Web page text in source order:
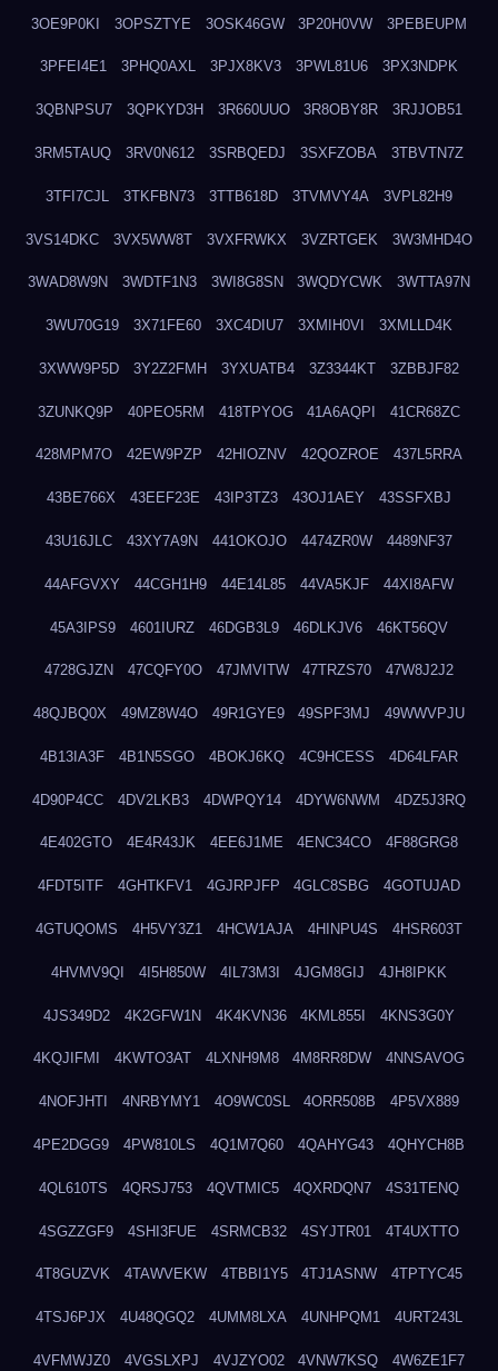
3OE9P0KI 3OPSZTYE 3OSK46GW 3P20H0VW 3PEBEUPM
3PFEI4E1 3PHQ0AXL 3PJX8KV3 3PWL81U6 3PX3NDPK
3QBNPSU7 3QPKYD3H 3R660UUO 3R8OBY8R 3RJJOB51
3RM5TAUQ 3RV0N612 3SRBQEDJ 3SXFZOBA 3TBVTN7Z
3TFI7CJL 3TKFBN73 3TTB618D 3TVMVY4A 3VPL82H9
3VS14DKC 3VX5WW8T 3VXFRWKX 3VZRTGEK 3W3MHD4O
3WAD8W9N 3WDTF1N3 3WI8G8SN 3WQDYCWK 3WTTA97N
3WU70G19 3X71FE60 3XC4DIU7 3XMIH0VI 3XMLLD4K
3XWW9P5D 3Y2Z2FMH 3YXUATB4 3Z3344KT 3ZBBJF82
3ZUNKQ9P 40PEO5RM 418TPYOG 41A6AQPI 41CR68ZC
428MPM7O 42EW9PZP 42HIOZNV 42QOZROE 437L5RRA
43BE766X 43EEF23E 43IP3TZ3 43OJ1AEY 43SSFXBJ
43U16JLC 43XY7A9N 441OKOJO 4474ZR0W 4489NF37
44AFGVXY 44CGH1H9 44E14L85 44VA5KJF 44XI8AFW
45A3IPS9 4601IURZ 46DGB3L9 46DLKJV6 46KT56QV
4728GJZN 47CQFY0O 47JMVITW 47TRZS70 47W8J2J2
48QJBQ0X 49MZ8W4O 49R1GYE9 49SPF3MJ 49WWVPJU
4B13IA3F 4B1N5SGO 4BOKJ6KQ 4C9HCESS 4D64LFAR
4D90P4CC 4DV2LKB3 4DWPQY14 4DYW6NWM 4DZ5J3RQ
4E402GTO 4E4R43JK 4EE6J1ME 4ENC34CO 4F88GRG8
4FDT5ITF 4GHTKFV1 4GJRPJFP 4GLC8SBG 4GOTUJAD
4GTUQOMS 4H5VY3Z1 4HCW1AJA 4HINPU4S 4HSR603T
4HVMV9QI 4I5H850W 4IL73M3I 4JGM8GIJ 4JH8IPKK
4JS349D2 4K2GFW1N 4K4KVN36 4KML855I 4KNS3G0Y
4KQJIFMI 4KWTO3AT 4LXNH9M8 4M8RR8DW 4NNSAVOG
4NOFJHTI 4NRBYMY1 4O9WC0SL 4ORR508B 4P5VX889
4PE2DGG9 4PW810LS 4Q1M7Q60 4QAHYG43 4QHYCH8B
4QL610TS 4QRSJ753 4QVTMIC5 4QXRDQN7 4S31TENQ
4SGZZGF9 4SHI3FUE 4SRMCB32 4SYJTR01 4T4UXTTO
4T8GUZVK 4TAWVEKW 4TBBI1Y5 4TJ1ASNW 4TPTYC45
4TSJ6PJX 4U48QGQ2 4UMM8LXA 4UNHPQM1 4URT243L
4VFMWJZ0 4VGSLXPJ 4VJZYO02 4VNW7KSQ 4W6ZE1F7